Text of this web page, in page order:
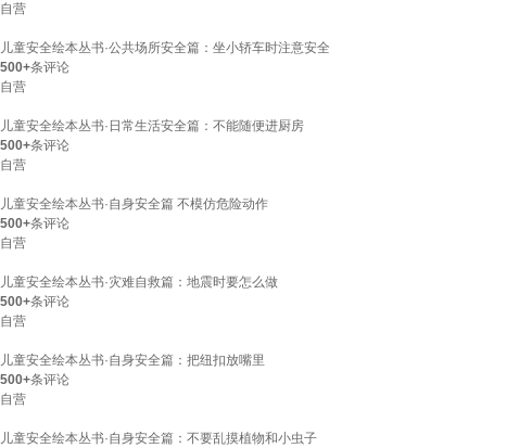
自营
儿童安全绘本丛书·公共场所安全篇：坐小轿车时注意安全
500+条评论
自营
儿童安全绘本丛书·日常生活安全篇：不能随便进厨房
500+条评论
自营
儿童安全绘本丛书·自身安全篇 不模仿危险动作
500+条评论
自营
儿童安全绘本丛书·灾难自救篇：地震时要怎么做
500+条评论
自营
儿童安全绘本丛书·自身安全篇：把纽扣放嘴里
500+条评论
自营
儿童安全绘本丛书·自身安全篇：不要乱摸植物和小虫子